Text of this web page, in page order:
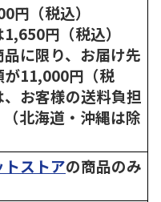
円（税込）
円（税込）
品に限り、お届け先
が11,000円（税
お客様の送料負担
北海道・沖縄は除
トストアの商品のみ